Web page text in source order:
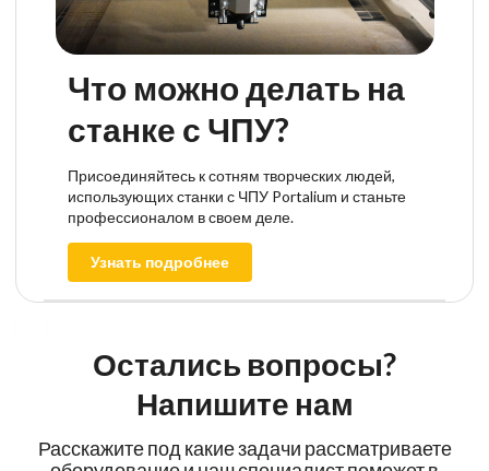
Что можно делать на
станке с ЧПУ?
Присоединяйтесь к сотням творческих людей,
использующих станки с ЧПУ Portalium и станьте
профессионалом в своем деле.
Узнать подробнее
Остались вопросы?
Напишите нам
Расскажите под какие задачи рассматриваете